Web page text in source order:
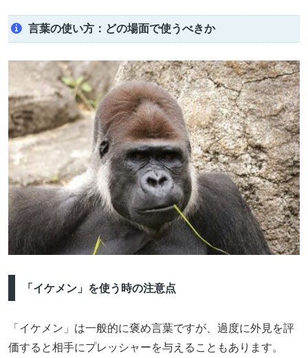
言葉の使い方：どの場面で使うべきか
「イケメン」を使う時の注意点
「イケメン」は一般的に褒め言葉ですが、過度に外見を評
価すると相手にプレッシャーを与えることもあります。